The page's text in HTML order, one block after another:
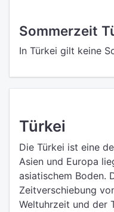
Sommerzeit
In Türkei gilt keine
Türkei
Die Türkei ist eine
Asien und Europa
asiatischem Boden.
Zeitverschiebung
Weltuhrzeit und der